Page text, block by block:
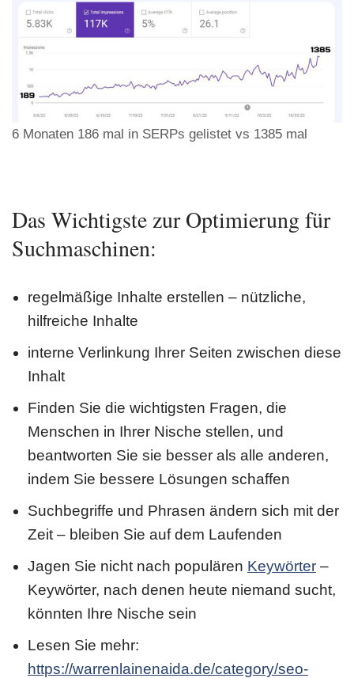
6 Monaten 186 mal in SERPs gelistet vs 1385 mal
Das Wichtigste zur Optimierung für
Suchmaschinen:
regelmäßige Inhalte erstellen – nützliche,
hilfreiche Inhalte
interne Verlinkung Ihrer Seiten zwischen diese
Inhalt
Finden Sie die wichtigsten Fragen, die
Menschen in Ihrer Nische stellen, und
beantworten Sie sie besser als alle anderen,
indem Sie bessere Lösungen schaffen
Suchbegriffe und Phrasen ändern sich mit der
Zeit – bleiben Sie auf dem Laufenden
Jagen Sie nicht nach populären Keywörter –
Keywörter, nach denen heute niemand sucht,
könnten Ihre Nische sein
Lesen Sie mehr:
https://warrenlainenaida.de/category/seo-